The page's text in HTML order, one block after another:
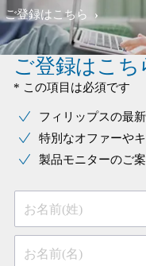
ご登録はこちら
ご登録はこち
* この項目は必須です
フィリップスの最
特別なオファーや
製品モニターのご
お名前(姓)
お名前(名)